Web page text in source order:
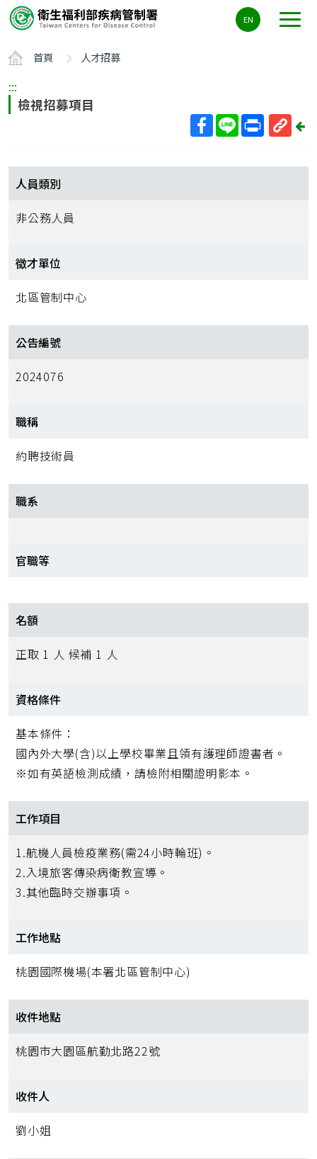
要
容
ALT+C
EN
首頁 人才招募
:::
檢視招募項目
回
人員類別
非公務人員
徵才單位
北區管制中心
公告編號
2024076
職稱
約聘技術員
職系
官職等
名額
正取 1 人 候補 1 人
資格條件
基本條件：
國內外大學(含)以上學校畢業且領有護理師證書者。
※如有英語檢測成績，請檢附相關證明影本。
工作項目
1.航機人員檢疫業務(需24小時輪班)。
2.入境旅客傳染病衛教宣導。
3.其他臨時交辦事項。
工作地點
桃園國際機場(本署北區管制中心)
收件地點
桃園市大園區航勤北路22號
收件人
劉小姐